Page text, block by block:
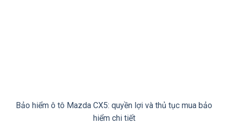
Bảo hiểm ô tô Mazda CX5: quyền lợi và thủ tục mua bảo
hiểm chi tiết